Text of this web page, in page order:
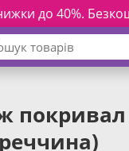
до 40%.